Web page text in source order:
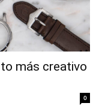
más creativo
0